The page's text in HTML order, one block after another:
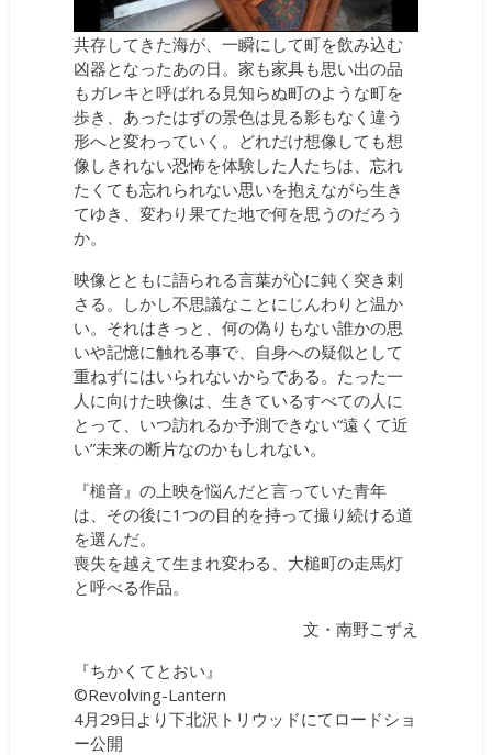
共存してきた海が、一瞬にして町を飲み込む
凶器となったあの日。家も家具も思い出の品
もガレキと呼ばれる見知らぬ町のような町を
歩き、あったはずの景色は見る影もなく違う
形へと変わっていく。どれだけ想像しても想
像しきれない恐怖を体験した人たちは、忘れ
たくても忘れられない思いを抱えながら生き
てゆき、変わり果てた地で何を思うのだろう
か。
映像とともに語られる言葉が心に鈍く突き刺
さる。しかし不思議なことにじんわりと温か
い。それはきっと、何の偽りもない誰かの思
いや記憶に触れる事で、自身への疑似として
重ねずにはいられないからである。たった一
人に向けた映像は、生きているすべての人に
とって、いつ訪れるか予測できない“遠くて近
い”未来の断片なのかもしれない。
『槌音』の上映を悩んだと言っていた青年
は、その後に1つの目的を持って撮り続ける道
を選んだ。
喪失を越えて生まれ変わる、大槌町の走馬灯
と呼べる作品。
文・南野こずえ
『ちかくてとおい』
©Revolving-Lantern
4月29日より下北沢トリウッドにてロードショ
ー公開